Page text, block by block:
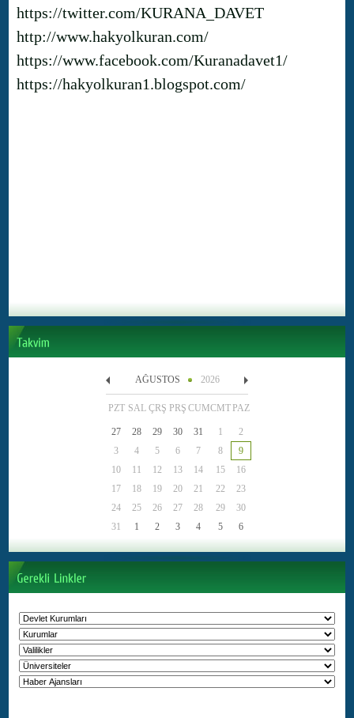
https://twitter.com/KURANA_DAVET
http://www.hakyolkuran.com/
https://www.facebook.com/Kuranadavet1/
https://hakyolkuran1.blogspot.com/